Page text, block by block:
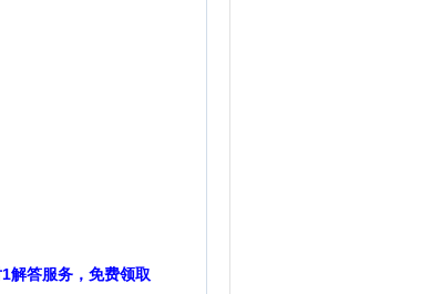
解答服务，免费领取